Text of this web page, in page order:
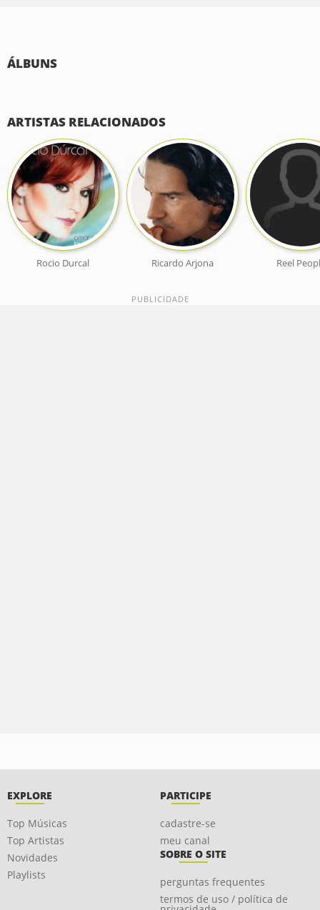
ÁLBUNS
ARTISTAS RELACIONADOS
Rocio Durcal Ricardo Arjona Reel
EXPLORE
Top Músicas
Top Artistas
Novidades
Playlists
PARTICIPE
cadastre-se
meu canal
SOBRE O SITE
perguntas frequentes
termos de uso / política de